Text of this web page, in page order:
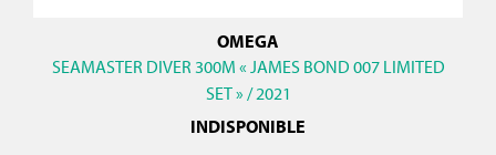
OMEGA
SEAMASTER DIVER 300M « JAMES BOND 007 LIMITED
SET » / 2021
INDISPONIBLE